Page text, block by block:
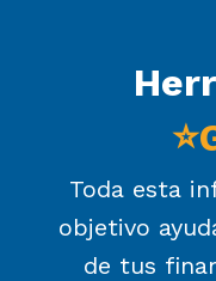
Toda esta
objetivo
de tus